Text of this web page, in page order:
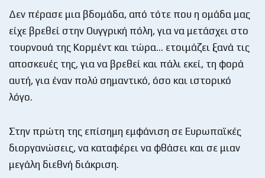
Δεν πέρασε μια βδομάδα, από τότε που η ομάδα μας
είχε βρεθεί στην Ουγγρική πόλη, για να μετάσχει στο
τουρνουά της Κορμέντ και τώρα… ετοιμάζει ξανά τις
αποσκευές της, για να βρεθεί και πάλι εκεί, τη φορά
αυτή, για έναν πολύ σημαντικό, όσο και ιστορικό
λόγο.
Στην πρώτη της επίσημη εμφάνιση σε Ευρωπαϊκές
διοργανώσεις, να καταφέρει να φθάσει και σε μιαν
μεγάλη διεθνή διάκριση.